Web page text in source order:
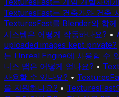
TexturesFast는 게임 개발자에
TexturesFast는 건축가와 건축
TexturesFast를 Blender와 함께
시스템은 어떻게 작동하나요? •
uploaded images kept private?
는 Unreal Engine에 사용할 수
니스 맵은 어떻게 얻나요? •
사용할 수 있나요? •
을 지원하나요? • TexturesFast